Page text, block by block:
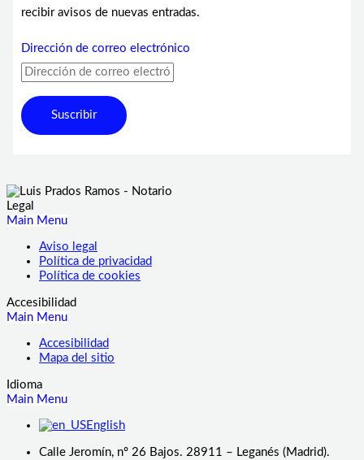
recibir avisos de nuevas entradas.
Dirección de correo electrónico
Suscribir
Legal
Main Menu
Aviso legal
Política de privacidad
Política de cookies
Accesibilidad
Main Menu
Accesibilidad
Mapa del sitio
Idioma
Main Menu
English
Calle Jeromín, nº 26 Bajos. 28911 – Leganés (Madrid).